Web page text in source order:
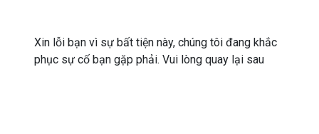
Xin lỗi bạn vì sự bất tiện này, chúng tôi đang khắc
phục sự cố bạn gặp phải. Vui lòng quay lại sau